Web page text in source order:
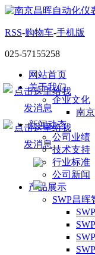
RSS-购物车-手机版
025-57155258
网站首页
关于我们
企业文化
南
新闻动态
公司业绩
技术支持
行业标准
公司新闻
产品展示
SWP昌晖